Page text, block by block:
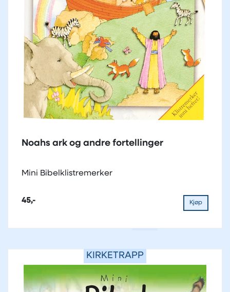
Noahs ark og andre fortellinger
Mini Bibelklistremerker
45,- Kjøp
KIRKETRAPP